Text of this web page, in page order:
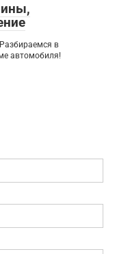
в
автомобиля!